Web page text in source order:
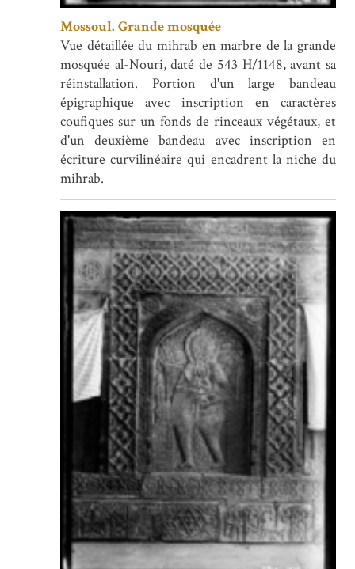
Mossoul. Grande mosquée
Vue détaillée du mihrab en marbre de la grande
mosquée al-Nouri, daté de 543 H/1148, avant sa
réinstallation. Portion d'un large bandeau
épigraphique avec inscription en caractères
coufiques sur un fonds de rinceaux végétaux, et
d'un deuxième bandeau avec inscription en
écriture curvilinéaire qui encadrent la niche du
mihrab.